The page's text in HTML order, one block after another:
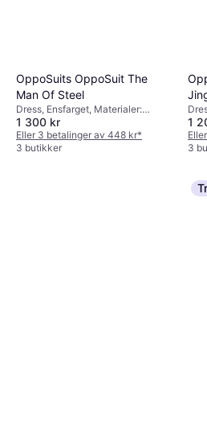
OppoSuits OppoSuit The
Man Of Steel
Dress, Ensfarget, Materialer:
Polyester, Vattert
1 300 kr
Eller 3 betalinger av 448 kr*
3 butikker
1
3